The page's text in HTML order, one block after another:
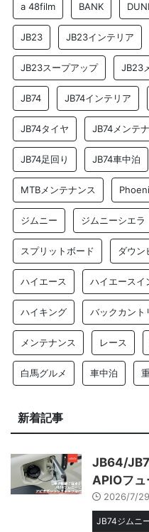
a 48film BANK
JB23 JB23インテリア
JB23スープアップ JB23
JB74 JB74インテリア
JB74タイヤ JB74メンテ
JB74足回り JB74車中泊
MTBメンテナンス
ジムニー ジムニーシエラ
スプリットボード ダウン
ハイエース ハイエースイ
ハイキング バックカント
メンテナンス レース
白馬グルメ 車中泊
新着記事
JB64/
APIOフュ
2026/7/29
JB74ジムニ